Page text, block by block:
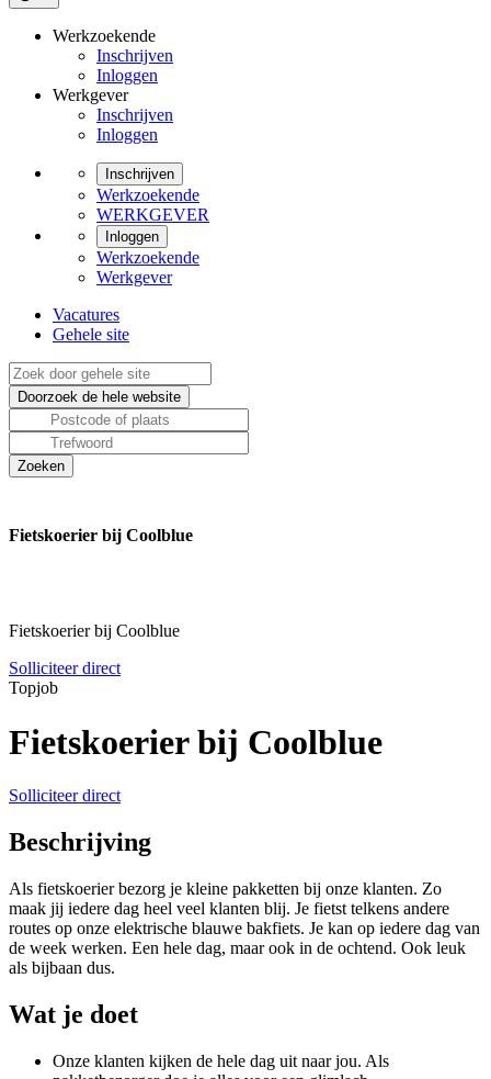
Werkzoekende
Inschrijven
Inloggen
Werkgever
Inschrijven
Inloggen
Inschrijven
Werkzoekende
WERKGEVER
Inloggen
Werkzoekende
Werkgever
Vacatures
Gehele site
Fietskoerier bij Coolblue
Fietskoerier bij Coolblue
Solliciteer direct
Topjob
Fietskoerier bij Coolblue
Solliciteer direct
Beschrijving
Als fietskoerier bezorg je kleine pakketten bij onze klanten. Zo
maak jij iedere dag heel veel klanten blij. Je fietst telkens andere
routes op onze elektrische blauwe bakfiets. Je kan op iedere dag van
de week werken. Een hele dag, maar ook in de ochtend. Ook leuk
als bijbaan dus.
Wat je doet
Onze klanten kijken de hele dag uit naar jou. Als